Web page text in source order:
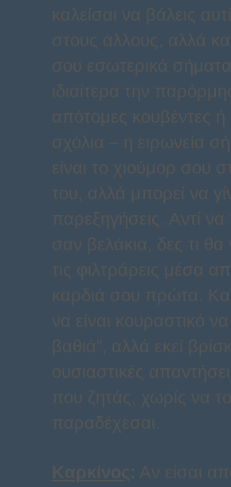
καλείσαι να βάλεις
στους άλλους, αλλά
σου εσωτερικά
ιδιαίτερα την
απότομες κουβέντες
σχόλια – η ειρωνεία
είναι το χιούμορ σου
του, αλλά μπορεί να
παρεξηγήσεις. Αντί να
σαν βελάκια, δες τι θα
τις φιλτράρεις μέσα
καρδιά σου πρώτα.
να είναι κουραστικό να
βαθιά”, αλλά εκεί
ουσιαστικές
που ζητάς, χωρίς να το
παραδέχεσαι.
Καρκίνος: Αν είσαι